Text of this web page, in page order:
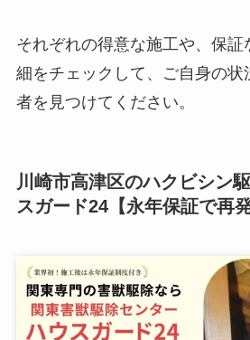
それぞれの得意な施工や、保証
細をチェックして、ご自身の状
者を見つけてください。
川崎市高津区のハクビシン
スガード24【永年保証で再